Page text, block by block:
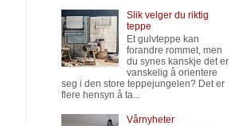
Slik velger du riktig
teppe
Et gulvteppe kan
forandre rommet, men
du synes kanskje det er
vanskelig å orientere
seg i den store teppejungelen? Det er
flere hensyn å ta...
Vårnyheter